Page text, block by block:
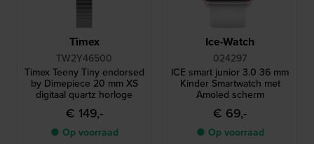
Timex
TW2Y46500
Timex Teeny Tiny endorsed
by Dimepiece 20 mm XS
digitaal quartz horloge
€ 149,-
● Op voorraad
Ice-Watch
024297
ICE smart junior 3.0 36 mm
Kinder Smartwatch met
Amoled scherm
€ 69,-
● Op voorraad